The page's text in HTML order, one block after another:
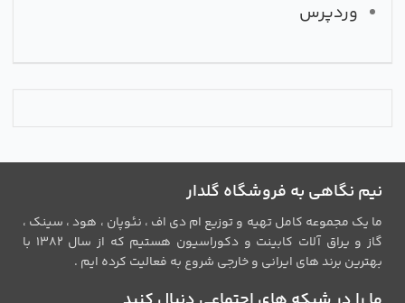
وردپرس
نیم نگاهی به فروشگاه گلدار
ما یک مجموعه کامل تهیه و توزیع ام دی اف ، نئوپان ، هود ، سینک ،
گاز و یراق آلات کابینت و دکوراسیون هستیم که از سال 1382 با
بهترین برند های ایرانی و خارجی شروع به فعالیت کرده ایم .